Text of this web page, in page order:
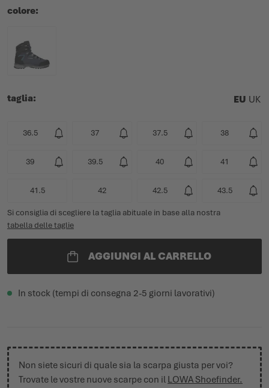
colore
taglia EU UK
36.5 37 37.5 38
39 39.5 40 41
41.5 42 42.5 43.5
Si consiglia di scegliere la taglia abituale in base alla nostra
tabella delle taglie
AGGIUNGI AL CARRELLO
In stock (tempi di consegna 2-5 giorni lavorativi)
Non siete sicuri di quale sia la scarpa giusta per voi?
Trovate le vostre nuove scarpe con il LOWA Shoefinder.